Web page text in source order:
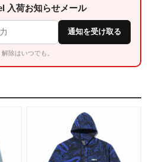
入荷お知らせメール
通知を受け取る
除はいつでも。